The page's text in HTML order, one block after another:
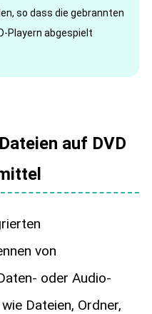
so dass die gebrannten
Playern abgespielt
auf DVD
von
oder Audio-
Dateien, Ordner,